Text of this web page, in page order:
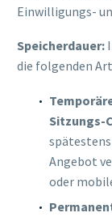
Einwilligungs-
Speicherdauer:
die folgenden
Sitzungs-
Angebot
oder